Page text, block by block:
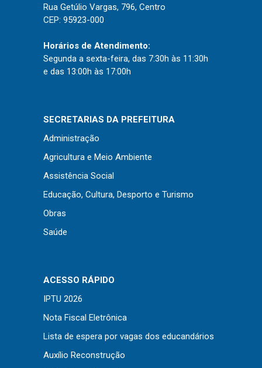
Rua Getúlio Vargas, 796, Centro
CEP: 95923-000
Horários de Atendimento:
Segunda a sexta-feira, das 7:30h às 11:30h
e das 13:00h às 17:00h
SECRETARIAS DA PREFEITURA
Administração
Agricultura e Meio Ambiente
Assistência Social
Educação, Cultura, Desporto e Turismo
Obras
Saúde
ACESSO RÁPIDO
IPTU 2026
Nota Fiscal Eletrônica
Lista de espera por vagas dos educandários
Auxílio Reconstrução